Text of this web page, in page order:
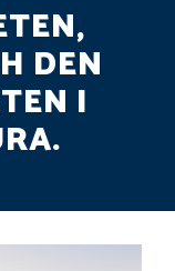
DEN
I